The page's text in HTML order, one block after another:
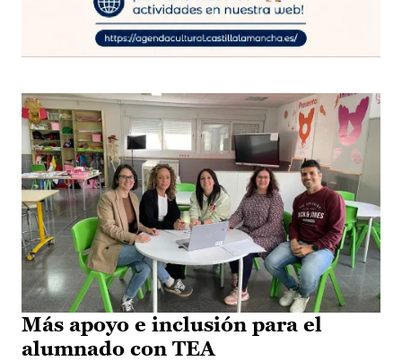
Más apoyo e inclusión para el
alumnado con TEA